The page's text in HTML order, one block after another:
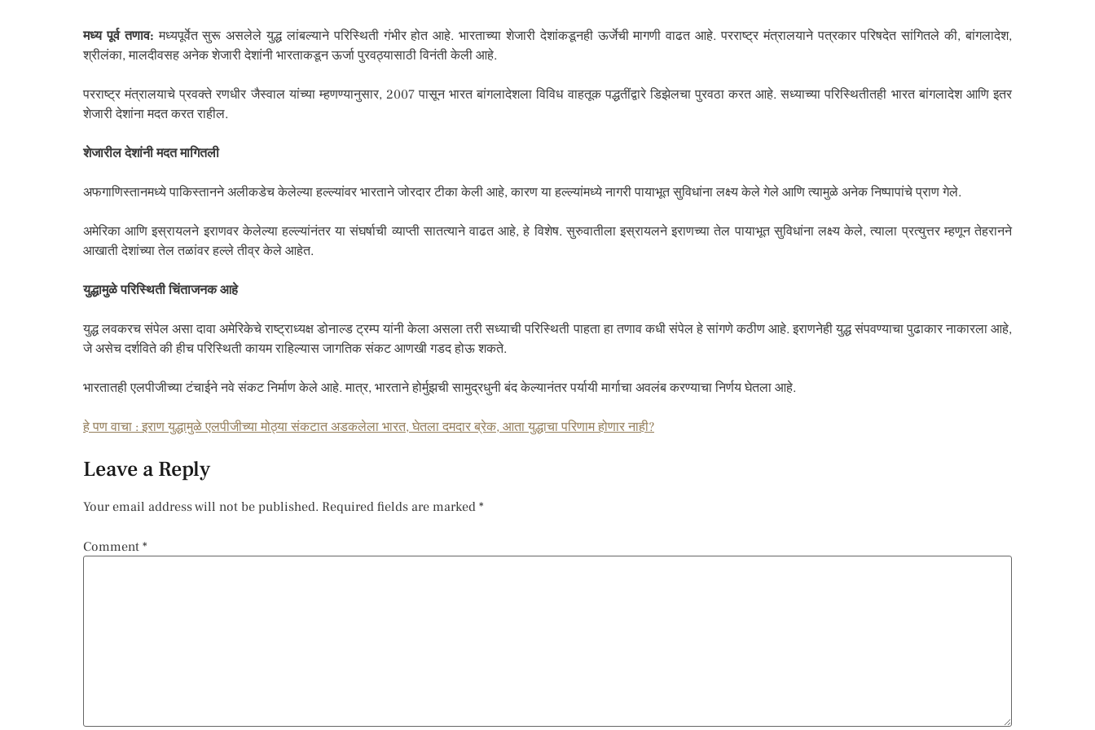
मध्य पूर्व तणाव: मध्यपूर्वेत सुरू असलेले युद्ध लांबल्याने परिस्थिती गंभीर होत आहे. भारताच्या शेजारी देशांकडूनही ऊर्जेची मागणी वाढत आहे. परराष्ट्र मंत्रालयाने पत्रकार परिषदेत सांगितले की, बांगलादेश,
श्रीलंका, मालदीवसह अनेक शेजारी देशांनी भारताकडून ऊर्जा पुरवठ्यासाठी विनंती केली आहे.
परराष्ट्र मंत्रालयाचे प्रवक्ते रणधीर जैस्वाल यांच्या म्हणण्यानुसार, 2007 पासून भारत बांगलादेशला विविध वाहतूक पद्धतींद्वारे डिझेलचा पुरवठा करत आहे. सध्याच्या परिस्थितीतही भारत बांगलादेश आणि इतर
शेजारी देशांना मदत करत राहील.
शेजारील देशांनी मदत मागितली
अफगाणिस्तानमध्ये पाकिस्तानने अलीकडेच केलेल्या हल्ल्यांवर भारताने जोरदार टीका केली आहे, कारण या हल्ल्यांमध्ये नागरी पायाभूत सुविधांना लक्ष्य केले गेले आणि त्यामुळे अनेक निष्पापांचे प्राण गेले.
अमेरिका आणि इस्रायलने इराणवर केलेल्या हल्ल्यांनंतर या संघर्षाची व्याप्ती सातत्याने वाढत आहे, हे विशेष. सुरुवातीला इस्रायलने इराणच्या तेल पायाभूत सुविधांना लक्ष्य केले, त्याला प्रत्युत्तर म्हणून तेहरानने
आखाती देशांच्या तेल तळांवर हल्ले तीव्र केले आहेत.
युद्धामुळे परिस्थिती चिंताजनक आहे
युद्ध लवकरच संपेल असा दावा अमेरिकेचे राष्ट्राध्यक्ष डोनाल्ड ट्रम्प यांनी केला असला तरी सध्याची परिस्थिती पाहता हा तणाव कधी संपेल हे सांगणे कठीण आहे. इराणनेही युद्ध संपवण्याचा पुढाकार नाकारला आहे,
जे असेच दर्शविते की हीच परिस्थिती कायम राहिल्यास जागतिक संकट आणखी गडद होऊ शकते.
भारतातही एलपीजीच्या टंचाईने नवे संकट निर्माण केले आहे. मात्र, भारताने होर्मुझची सामुद्रधुनी बंद केल्यानंतर पर्यायी मार्गाचा अवलंब करण्याचा निर्णय घेतला आहे.
हे पण वाचा : इराण युद्धामुळे एलपीजीच्या मोठ्या संकटात अडकलेला भारत, घेतला दमदार ब्रेक, आता युद्धाचा परिणाम होणार नाही?
Leave a Reply
Your email address will not be published. Required fields are marked *
Comment *